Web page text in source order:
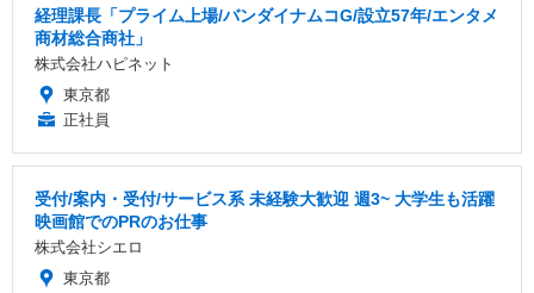
経理課長「プライム上場/バンダイナムコG/設立57年/エンタメ
商材総合商社」
株式会社ハピネット
東京都
正社員
受付/案内・受付/サービス系 未経験大歓迎 週3~ 大学生も活躍
映画館でのPRのお仕事
株式会社シエロ
東京都